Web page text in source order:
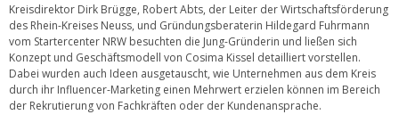
Kreisdirektor Dirk Brügge, Robert Abts, der Leiter der Wirtschaftsförderung
des Rhein-Kreises Neuss, und Gründungsberaterin Hildegard Fuhrmann
vom Startercenter NRW besuchten die Jung-Gründerin und ließen sich
Konzept und Geschäftsmodell von Cosima Kissel detailliert vorstellen.
Dabei wurden auch Ideen ausgetauscht, wie Unternehmen aus dem Kreis
durch ihr Influencer-Marketing einen Mehrwert erzielen können im Bereich
der Rekrutierung von Fachkräften oder der Kundenansprache.